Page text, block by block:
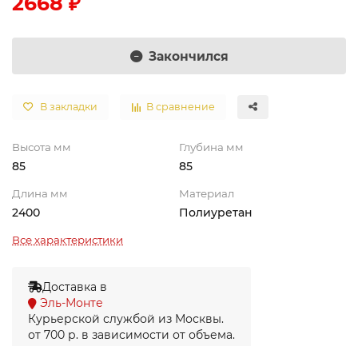
Закончился
В закладки В сравнение
Высота мм
85
Глубина мм
85
Длина мм
2400
Материал
Полиуретан
Все характеристики
Доставка в
Эль-Монте
Курьерской службой из Москвы.
от 700 р. в зависимости от объема.